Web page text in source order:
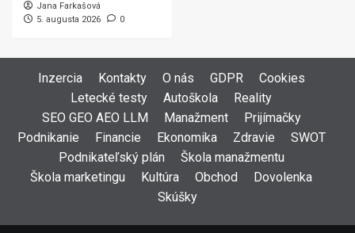
Jana Farkašová
5. augusta 2026
0
Inzercia Kontakty O nás GDPR
Cookies
Letecké testy
Autoškola
Reality
SEO GEO AEO LLM
Manažment
Prijímačky
Podnikanie
Financie Ekonomika Zdravie
SWOT
Podnikateľský plán
Škola manažmentu
Škola marketingu
Kultúra Obchod
Dovolenka
Skúšky